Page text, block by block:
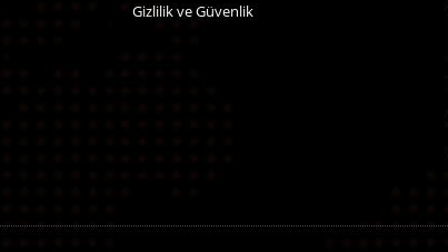
Gizlilik ve Güvenlik